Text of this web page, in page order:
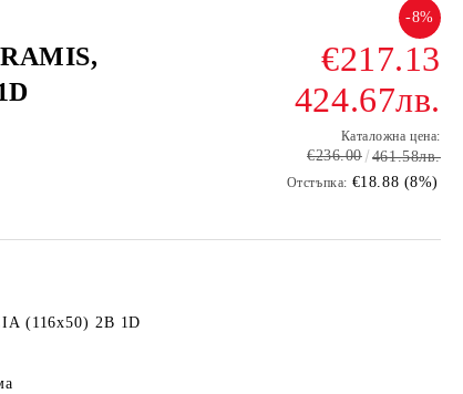
-8%
€217.13
424.67лв.
Каталожна цена:
€236.00 461.58лв.
Отстъпка: €18.88 (8%)
(116x50) 2B 1D